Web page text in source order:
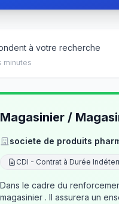
à votre recherche
minutes
Magasinier /
societe de produits
CDI - Contrat à Durée
Dans le cadre du
magasinier . Il assurera un